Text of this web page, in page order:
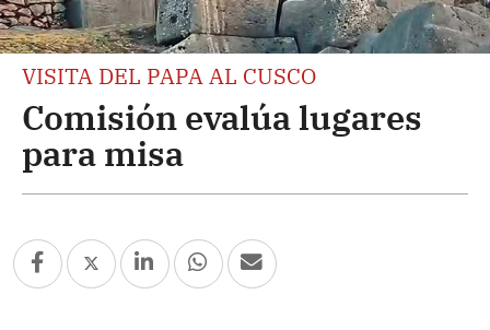
VISITA DEL PAPA AL CUSCO
Comisión evalúa lugares
para misa